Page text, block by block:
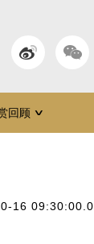
回顾 ∨
16 09:30:00.0